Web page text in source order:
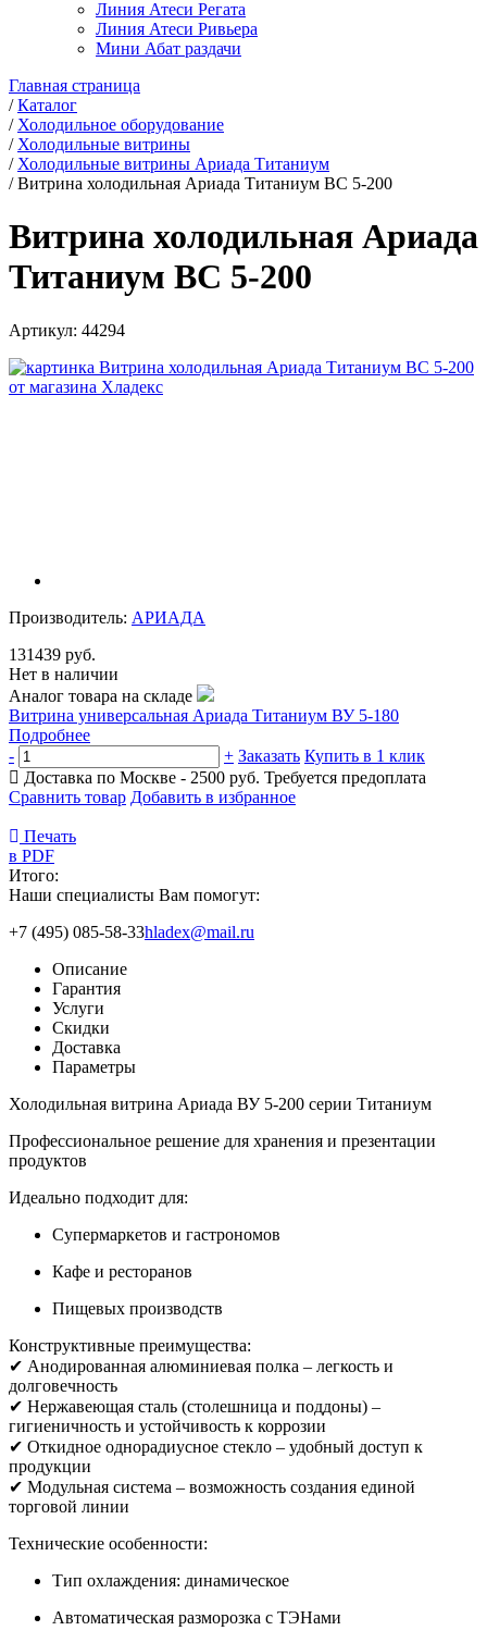
Линия Атеси Регата
Линия Атеси Ривьера
Мини Абат раздачи
Главная страница
/Каталог
/ Холодильное оборудование
/ Холодильные витрины
/ Холодильные витрины Ариада Титаниум
/Витрина холодильная Ариада Титаниум ВС 5-200
Витрина холодильная Ариада
Титаниум ВС 5-200
Артикул: 44294
Производитель: АРИАДА
131439 руб.
Нет в наличии
Аналог товара на складе
Витрина универсальная Ариада Титаниум ВУ 5-180
Подробнее
-
+ Заказать Купить в 1 клик
Доставка по Москве - 2500 руб. Требуется предоплата
Сравнить товар Добавить в избранное
Печать
в PDF
Итого:
Наши специалисты Вам помогут:
+7 (495) 085-58-33hladex@mail.ru
Описание
Гарантия
Услуги
Скидки
Доставка
Параметры
Холодильная витрина Ариада ВУ 5-200 серии Титаниум
Профессиональное решение для хранения и презентации
продуктов
Идеально подходит для:
Супермаркетов и гастрономов
Кафе и ресторанов
Пищевых производств
Конструктивные преимущества:
✔ Анодированная алюминиевая полка – легкость и
долговечность
✔ Нержавеющая сталь (столешница и поддоны) –
гигиеничность и устойчивость к коррозии
✔ Откидное однорадиусное стекло – удобный доступ к
продукции
✔ Модульная система – возможность создания единой
торговой линии
Технические особенности:
Тип охлаждения: динамическое
Автоматическая разморозка с ТЭНами